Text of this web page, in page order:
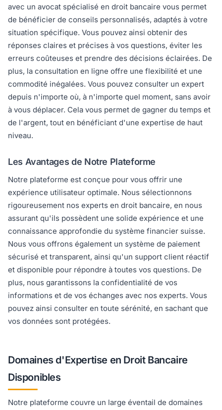
avec un avocat spécialisé en droit bancaire vous permet
de bénéficier de conseils personnalisés, adaptés à votre
situation spécifique. Vous pouvez ainsi obtenir des
réponses claires et précises à vos questions, éviter les
erreurs coûteuses et prendre des décisions éclairées. De
plus, la consultation en ligne offre une flexibilité et une
commodité inégalées. Vous pouvez consulter un expert
depuis n'importe où, à n'importe quel moment, sans avoir
à vous déplacer. Cela vous permet de gagner du temps et
de l'argent, tout en bénéficiant d'une expertise de haut
niveau.
Les Avantages de Notre Plateforme
Notre plateforme est conçue pour vous offrir une
expérience utilisateur optimale. Nous sélectionnons
rigoureusement nos experts en droit bancaire, en nous
assurant qu'ils possèdent une solide expérience et une
connaissance approfondie du système financier suisse.
Nous vous offrons également un système de paiement
sécurisé et transparent, ainsi qu'un support client réactif
et disponible pour répondre à toutes vos questions. De
plus, nous garantissons la confidentialité de vos
informations et de vos échanges avec nos experts. Vous
pouvez ainsi consulter en toute sérénité, en sachant que
vos données sont protégées.
Domaines d'Expertise en Droit Bancaire
Disponibles
Notre plateforme couvre un large éventail de domaines